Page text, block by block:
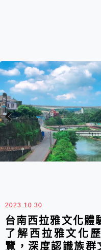
Previous
最新文章
2023.10.30
台南西拉雅文化體
了解西拉雅文化
覽，深度認識族群